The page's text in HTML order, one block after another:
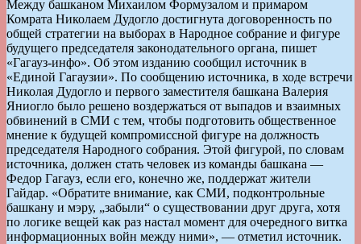
Между башканом Михаилом Формузалом и примаром
Комрата Николаем Дудогло достигнута договоренность по
общей стратегии на выборах в Народное собрание и фигуре
будущего председателя законодательного органа, пишет
«Гагауз-инфо». Об этом изданию сообщил источник в
«Единой Гагаузии». По сообщению источника, в ходе встречи
Николая Дудогло и первого заместителя башкана Валерия
Яниогло было решено воздержаться от выпадов и взаимных
обвинений в СМИ с тем, чтобы подготовить общественное
мнение к будущей компромиссной фигуре на должность
председателя Народного собрания. Этой фигурой, по словам
источника, должен стать человек из команды башкана —
Федор Гагауз, если его, конечно же, поддержат жители
Гайдар. «Обратите внимание, как СМИ, подконтрольные
башкану и мэру, „забыли“ о существовании друг друга, хотя
по логике вещей как раз настал момент для очередного витка
информационных войн между ними», — отметил источник.